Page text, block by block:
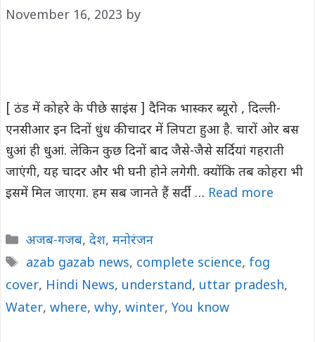
November 16, 2023 by
[ ठंड में कोहरे के पीछे साइंस ] दैनिक भास्कर ब्यूरो , दिल्‍ली-
एनसीआर इन दिनों धुंध की चादर में लिपटा हुआ है. चारों ओर बस
धुआं ही धुआं. लेकिन कुछ दिनों बाद जैसे-जैसे सर्दियां गहराती
जाएंगी, यह चादर और भी घनी होने लगेगी. क्‍योंकि तब कोहरा भी
इसमें मिल जाएगा. हम सब जानते हैं सर्दी … Read more
Categories
अजब-गजब, देश, मनोरंजन
Tags
azab gazab news, complete science, fog
cover, Hindi News, understand, uttar pradesh,
Water, where, why, winter, You know